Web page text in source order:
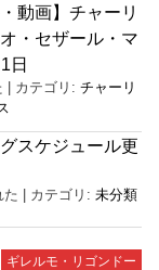
動画】チャーリ
・セザール・マ
日
| カテゴリ:チャーリ
スケジュール更
た カテゴリ:未分類
ギレルモ・リゴンドー